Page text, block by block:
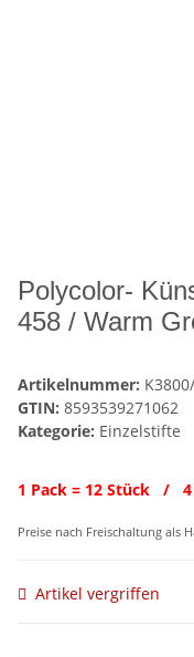
Polycolor-
458 / Warm
Artikelnummer:
GTIN: 8593539271062
Kategorie: Einzelstifte
1 Pack = 12 Stück / 4
Preise nach Freischaltung als
Artikel vergriffen